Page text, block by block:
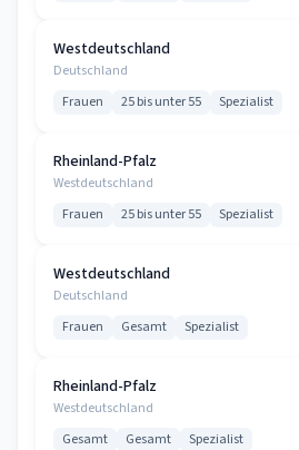
Westdeutschland
Deutschland
Frauen 25 bis unter 55 Spezialist
Rheinland-Pfalz
Westdeutschland
Frauen 25 bis unter 55 Spezialist
Westdeutschland
Deutschland
Frauen Gesamt Spezialist
Rheinland-Pfalz
Westdeutschland
Gesamt Gesamt Spezialist